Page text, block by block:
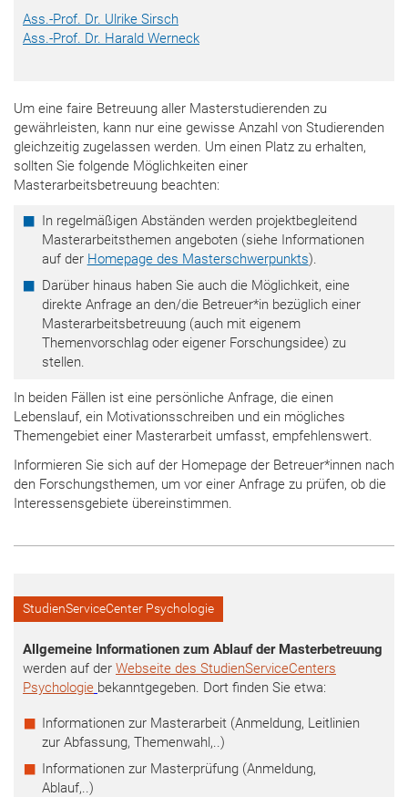
Ass.-Prof. Dr. Ulrike Sirsch
Ass.-Prof. Dr. Harald Werneck
Um eine faire Betreuung aller Masterstudierenden zu
gewährleisten, kann nur eine gewisse Anzahl von Studierenden
gleichzeitig zugelassen werden. Um einen Platz zu erhalten,
sollten Sie folgende Möglichkeiten einer
Masterarbeitsbetreuung beachten:
In regelmäßigen Abständen werden projektbegleitend
Masterarbeitsthemen angeboten (siehe Informationen
auf der Homepage des Masterschwerpunkts).
Darüber hinaus haben Sie auch die Möglichkeit, eine
direkte Anfrage an den/die Betreuer*in bezüglich einer
Masterarbeitsbetreuung (auch mit eigenem
Themenvorschlag oder eigener Forschungsidee) zu
stellen.
In beiden Fällen ist eine persönliche Anfrage, die einen
Lebenslauf, ein Motivationsschreiben und ein mögliches
Themengebiet einer Masterarbeit umfasst, empfehlenswert.
Informieren Sie sich auf der Homepage der Betreuer*innen nach
den Forschungsthemen, um vor einer Anfrage zu prüfen, ob die
Interessensgebiete übereinstimmen.
StudienServiceCenter Psychologie
Allgemeine Informationen zum Ablauf der Masterbetreuung
werden auf der Webseite des StudienServiceCenters
Psychologie bekanntgegeben. Dort finden Sie etwa:
Informationen zur Masterarbeit (Anmeldung, Leitlinien
zur Abfassung, Themenwahl,..)
Informationen zur Masterprüfung (Anmeldung,
Ablauf,..)